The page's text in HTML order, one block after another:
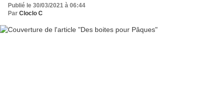
Publié le 30/03/2021 à 06:44
Par Cloclo C